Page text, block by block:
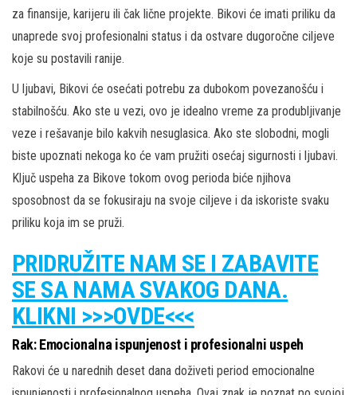
za finansije, karijeru ili čak lične projekte. Bikovi će imati priliku da
unaprede svoj profesionalni status i da ostvare dugoročne ciljeve
koje su postavili ranije.
U ljubavi, Bikovi će osećati potrebu za dubokom povezanošću i
stabilnošću. Ako ste u vezi, ovo je idealno vreme za produbljivanje
veze i rešavanje bilo kakvih nesuglasica. Ako ste slobodni, mogli
biste upoznati nekoga ko će vam pružiti osećaj sigurnosti i ljubavi.
Ključ uspeha za Bikove tokom ovog perioda biće njihova
sposobnost da se fokusiraju na svoje ciljeve i da iskoriste svaku
priliku koja im se pruži.
PRIDRUŽITE NAM SE I ZABAVITE
SE SA NAMA SVAKOG DANA.
KLIKNI >>>OVDE<<<
Rak: Emocionalna ispunjenost i profesionalni uspeh
Rakovi će u narednih deset dana doživeti period emocionalne